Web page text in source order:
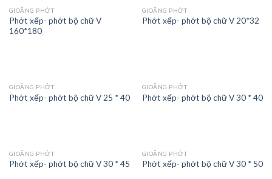
GIOĂNG PHỚT
Phớt xếp- phớt bộ chữ V
160*180
GIOĂNG PHỚT
Phớt xếp- phớt bộ chữ V 20*32
GIOĂNG PHỚT
Phớt xếp- phớt bộ chữ V 25 * 40
GIOĂNG PHỚT
Phớt xếp- phớt bộ chữ V 30 * 40
GIOĂNG PHỚT
Phớt xếp- phớt bộ chữ V 30 * 45
GIOĂNG PHỚT
Phớt xếp- phớt bộ chữ V 30 * 50